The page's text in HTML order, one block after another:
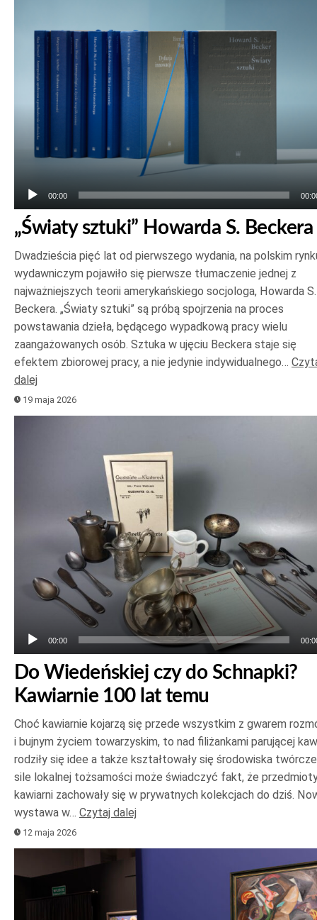
dźwiękowych
00:00
„Światy sztuki” Howarda S. Beckera
Dwadzieścia pięć lat od pierwszego wydania, na polskim
wydawniczym pojawiło się pierwsze tłumaczenie jednej z
najważniejszych teorii amerykańskiego socjologa, Howarda S.
Beckera. „Światy sztuki” są próbą spojrzenia na proces
powstawania dzieła, będącego wypadkową pracy wielu
zaangażowanych osób. Sztuka w ujęciu Beckera staje się
efektem zbiorowej pracy, a nie jedynie indywidualnego…
dalej
19 maja 2026
00:00
Do Wiedeńskiej czy do Schnapki?
Kawiarnie 100 lat temu
Choć kawiarnie kojarzą się przede wszystkim z gwarem
i bujnym życiem towarzyskim, to nad filiżankami parującej
rodziły się idee a także kształtowały się środowiska
sile lokalnej tożsamości może świadczyć fakt, że
kawiarni zachowały się w prywatnych kolekcjach do dziś.
wystawa w… Czytaj dalej
12 maja 2026
plików
dźwiękowych